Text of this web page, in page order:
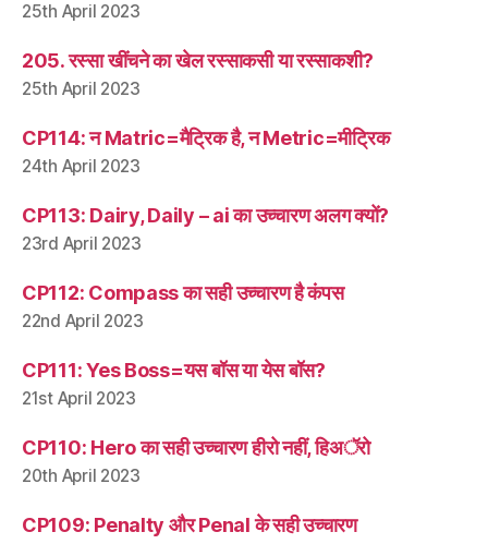
25th April 2023
205. रस्सा खींचने का खेल रस्साकसी या रस्साकशी?
25th April 2023
CP114: न Matric=मैट्रिक है, न Metric=मीट्रिक
24th April 2023
CP113: Dairy, Daily – ai का उच्चारण अलग क्यों?
23rd April 2023
CP112: Compass का सही उच्चारण है कंपस
22nd April 2023
CP111: Yes Boss=यस बॉस या येस बॉस?
21st April 2023
CP110: Hero का सही उच्चारण हीरो नहीं, हिअॅरो
20th April 2023
CP109: Penalty और Penal के सही उच्चारण